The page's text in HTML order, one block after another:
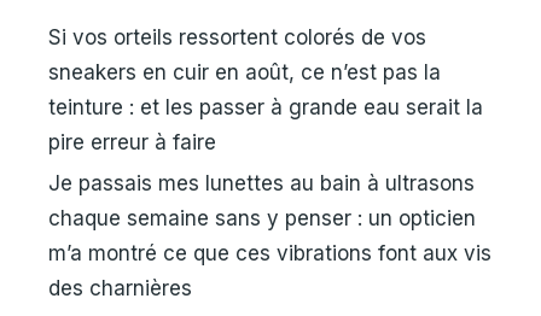
Si vos orteils ressortent colorés de vos
sneakers en cuir en août, ce n’est pas la
teinture : et les passer à grande eau serait la
pire erreur à faire
Je passais mes lunettes au bain à ultrasons
chaque semaine sans y penser : un opticien
m’a montré ce que ces vibrations font aux vis
des charnières